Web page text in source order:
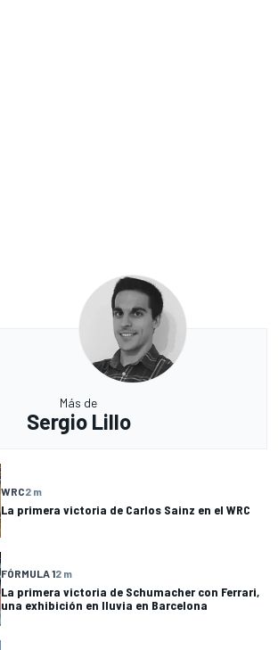
Más de
Sergio Lillo
WRC2 m
La primera victoria de Carlos Sainz en el WRC
FÓRMULA 12 m
La primera victoria de Schumacher con Ferrari,
una exhibición en lluvia en Barcelona